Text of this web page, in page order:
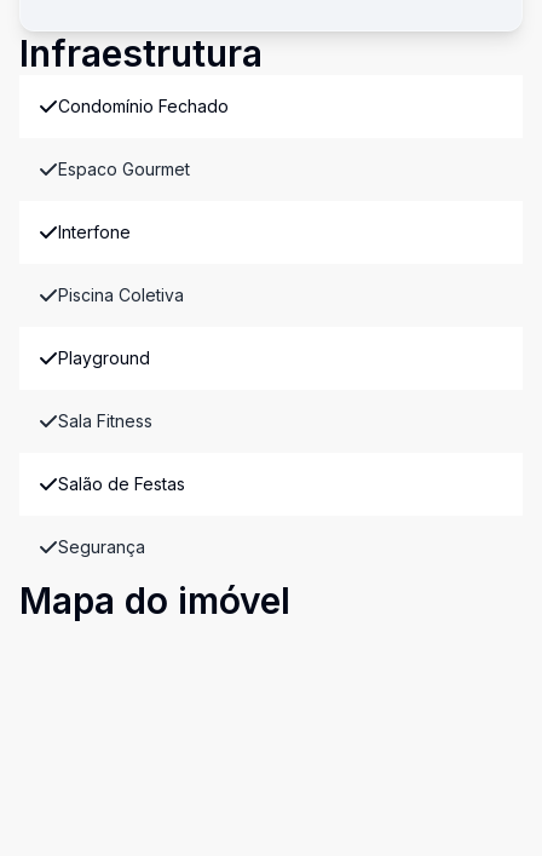
Infraestrutura
Condomínio Fechado
Espaco Gourmet
Interfone
Piscina Coletiva
Playground
Sala Fitness
Salão de Festas
Segurança
Mapa do imóvel